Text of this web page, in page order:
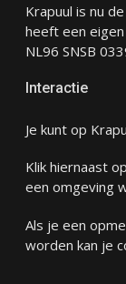
Krapuul is nu
heeft een eigen
NL96 SNSB
Interactie
Je kunt op
Klik hiernaast
een omgeving
Als je een
worden kan je